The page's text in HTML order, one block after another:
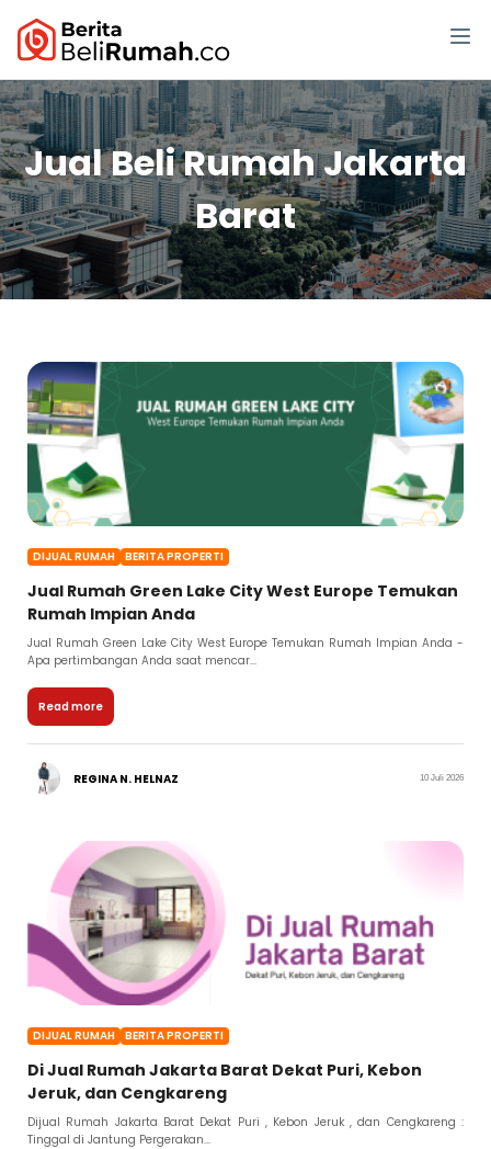
Jual Beli Rumah Jakarta
Barat
DIJUAL RUMAH BERITA PROPERTI
Jual Rumah Green Lake City West Europe Temukan
Rumah Impian Anda
Jual Rumah Green Lake City West Europe Temukan Rumah Impian Anda -
Apa pertimbangan Anda saat mencar...
Read more
REGINA N. HELNAZ 10 Juli 2026
DIJUAL RUMAH BERITA PROPERTI
Di Jual Rumah Jakarta Barat Dekat Puri, Kebon
Jeruk, dan Cengkareng
Dijual Rumah Jakarta Barat Dekat Puri , Kebon Jeruk , dan Cengkareng :
Tinggal di Jantung Pergerakan...